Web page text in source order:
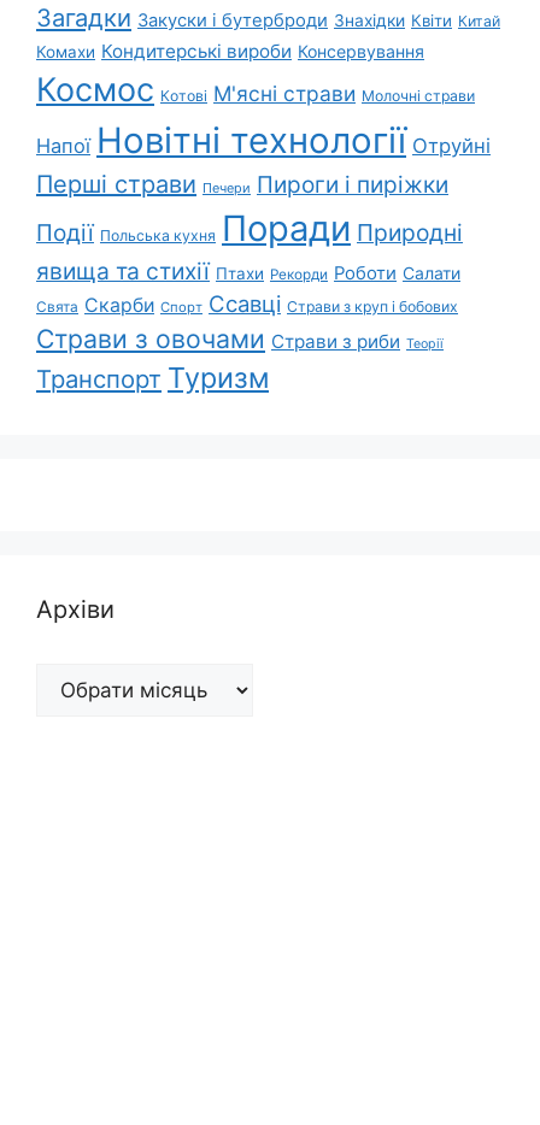
Загадки Закуски і бутерброди Знахідки Квіти Китай
Комахи Кондитерські вироби Консервування
Космос Котові М'ясні страви Молочні страви
Напої Новітні технології Отруйні
Перші страви Печери Пироги і пиріжки
Події Польська кухня Поради Природні
явища та стихії Птахи Рекорди Роботи Салати
Свята Скарби Спорт Ссавці Страви з круп і бобових
Страви з овочами Страви з риби Теорії
Транспорт Туризм
Архіви
Архіви